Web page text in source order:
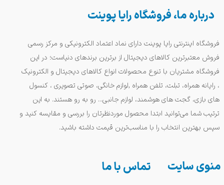
منوی سایت
درباره ما، فروشگاه رایا پوینت
فروشگاه اینترنتی رایا پوینت دارای نماد اعتماد الکترونیکی و مرکز رسمی
فروش معتبرترین کالاهای دیجیتال از برترین برندهای دنیاست؛ در این
فروشگاه مشتریان با تنوع محصولات انواع کالاهای دیجیتال و الکترونیک
، رایانه همراه، تبلت، تلفن همراه ,لوازم خانگی، صوتی تصویری ، کنسول
های بازی، گجت های هوشمند، لوازم جانبی... رو به رو هستند. به این
ترتیب شما می‌توانید ابتدا محصول موردنظرتان را بررسی و مقایسه کنید و
سپس بهترین انتخاب را با مناسب‌ترین قیمت داشته باشید.
تماس با ما